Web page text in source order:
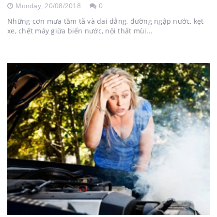
Monday, 20/08/2018 0
Những cơn mưa tầm tã và dai dẳng, đường ngập nước, kẹt
xe, chết máy giữa biển nước, nội thất mùi...